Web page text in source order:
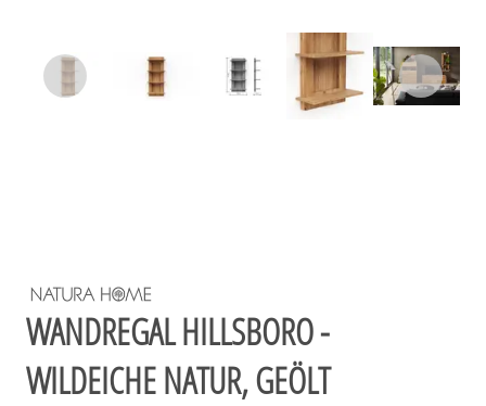
WANDREGAL HILLSBORO -
WILDEICHE NATUR, GEÖLT